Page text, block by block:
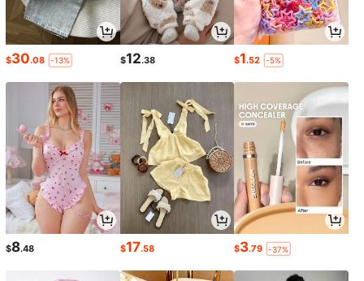
$30.08 -13% $12.38 $1.52 -5%
$8.48 $17.58 $3.79 -37%